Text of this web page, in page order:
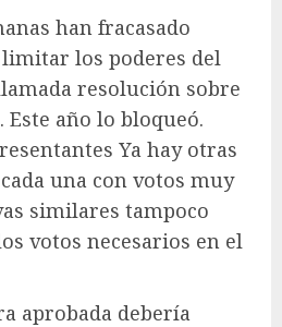
han fracasado
los poderes del
resolución sobre
año lo bloqueó.
Ya hay otras
una con votos muy
similares tampoco
votos necesarios en el
aprobada debería